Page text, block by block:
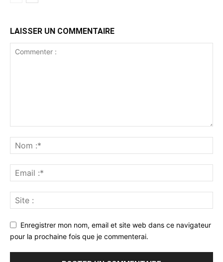
LAISSER UN COMMENTAIRE
Enregistrer mon nom, email et site web dans ce navigateur
pour la prochaine fois que je commenterai.